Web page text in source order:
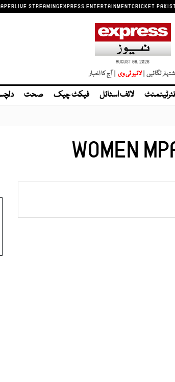
LIVE STREAMINGEXPRESS ENTERTAINMENTCRICKET
AUGUST 08, 2026
لگائیں |لائیو ٹی وی | آج کا اخبار
لائف اسٹائل فیکٹ چیک صحت
WOMEN